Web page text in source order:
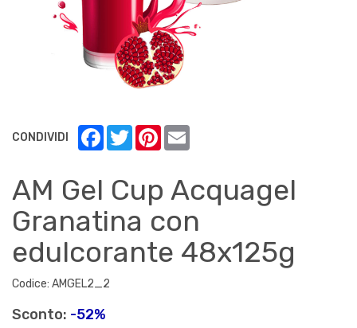
CONDIVIDI FacebookTwitterPinterest
AM Gel Cup Acquagel
Granatina con
edulcorante 48x125g
Codice: AMGEL2_2
Sconto: -52%